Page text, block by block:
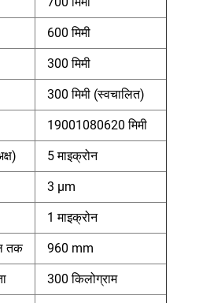
600 मिमी
300 मिमी
300 मिमी (स्वचालित)
19001080620 मिमी
5 माइक्रोन
3 µm
1 माइक्रोन
तक 960 mm
300 किलोग्राम